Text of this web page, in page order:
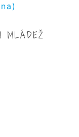
MLÁDEŽ